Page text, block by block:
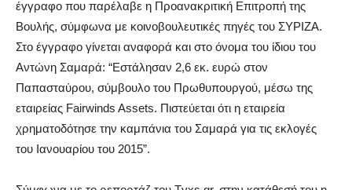
έγγραφο που παρέλαβε η Προανακριτική Επιτροπή της
Βουλής, σύμφωνα με κοινοβουλευτικές πηγές του ΣΥΡΙΖΑ.
Στο έγγραφο γίνεται αναφορά και στο όνομα του ίδιου του
Αντώνη Σαμαρά: “Εστάλησαν 2,6 εκ. ευρώ στον
Παπασταύρου, σύμβουλο του Πρωθυπουργού, μέσω της
εταιρείας Fairwinds Assets. Πιστεύεται ότι η εταιρεία
χρηματοδότησε την καμπάνια του Σαμαρά για τις εκλογές
του Ιανουαρίου του 2015”.